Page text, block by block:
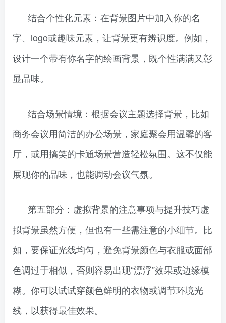
结合个性化元素：在背景图片中加入你的名
字、logo或趣味元素，让背景更有辨识度。例如，
设计一个带有你名字的绘画背景，既个性满满又彰
显品味。
结合场景情境：根据会议主题选择背景，比如
商务会议用简洁的办公场景，家庭聚会用温馨的客
厅，或用搞笑的卡通场景营造轻松氛围。这不仅能
展现你的品味，也能调动会议气氛。
第五部分：虚拟背景的注意事项与提升技巧虚
拟背景虽然方便，但也有一些需注意的小细节。比
如，要保证光线均匀，避免背景颜色与衣服或面部
色调过于相似，否则容易出现“漂浮”效果或边缘模
糊。你可以试试穿颜色鲜明的衣物或调节环境光
线，以获得最佳效果。